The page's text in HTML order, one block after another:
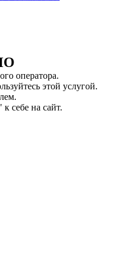
оператора.
этой услугой.
себе на сайт.